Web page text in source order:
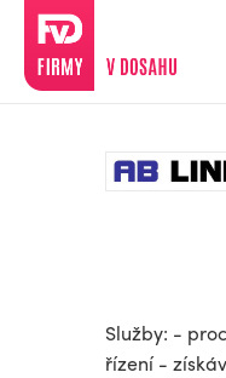
Služby: -
řízení -